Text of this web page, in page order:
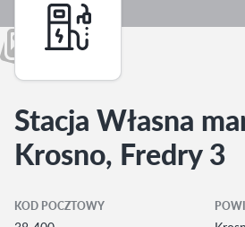
Stacja Własna
Krosno, Fredry 3
KOD POCZTOWY